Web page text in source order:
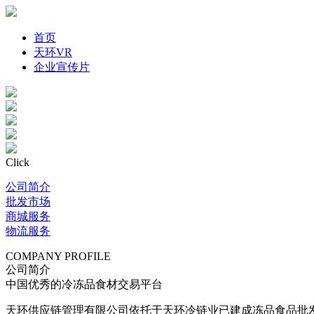
首页
天环VR
企业宣传片
Click
公司简介
批发市场
商城服务
物流服务
COMPANY PROFILE
公司简介
中国优秀的冷冻品食材交易平台
天环供应链管理有限公司依托于天环冷链业已建成冻品食品批